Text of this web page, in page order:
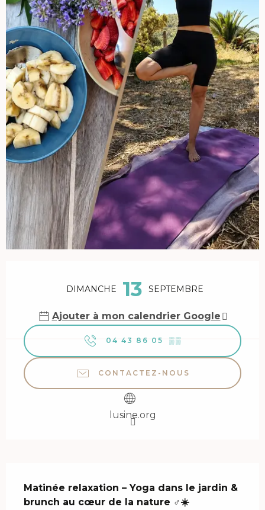
DIMANCHE 13 SEPTEMBRE
Ajouter à mon calendrier Google
04 43 86 05 ▒▒
CONTACTEZ-NOUS
lusine.org
Matinée relaxation – Yoga dans le jardin &
brunch au cœur de la nature ‍♂️☀️